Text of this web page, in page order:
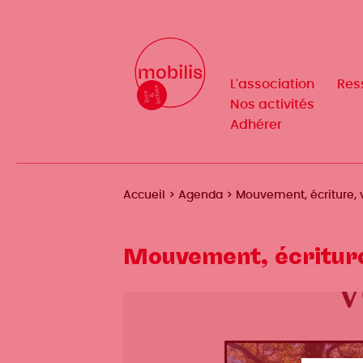
Navigation
principale
L'association
Nos activités
Adhérer
Navigation
principale
L'association
Nos activités
Adhérer
Fil
Accueil Agenda Mouvement, écriture,
Mouvement,